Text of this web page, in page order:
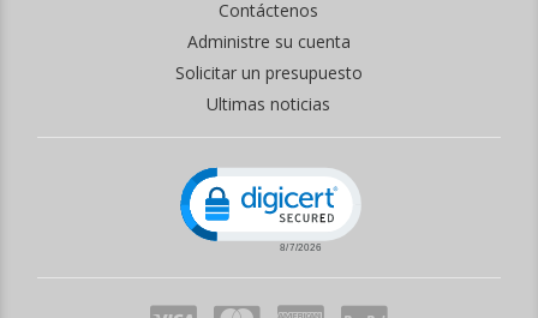
Contáctenos
Administre su cuenta
Solicitar un presupuesto
Ultimas noticias
Click to open certificate